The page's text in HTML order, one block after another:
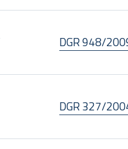
DGR 948/
DGR 327/